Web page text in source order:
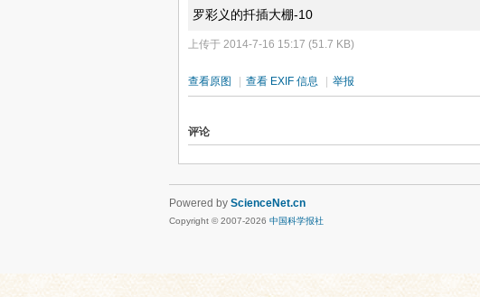
罗彩义的扦插大棚-10
上传于 2014-7-16 15:17 (51.7 KB)
查看原图 查看 EXIF 信息 举报
评论
Powered by ScienceNet.cn
Copyright © 2007-2026 中国科学报社